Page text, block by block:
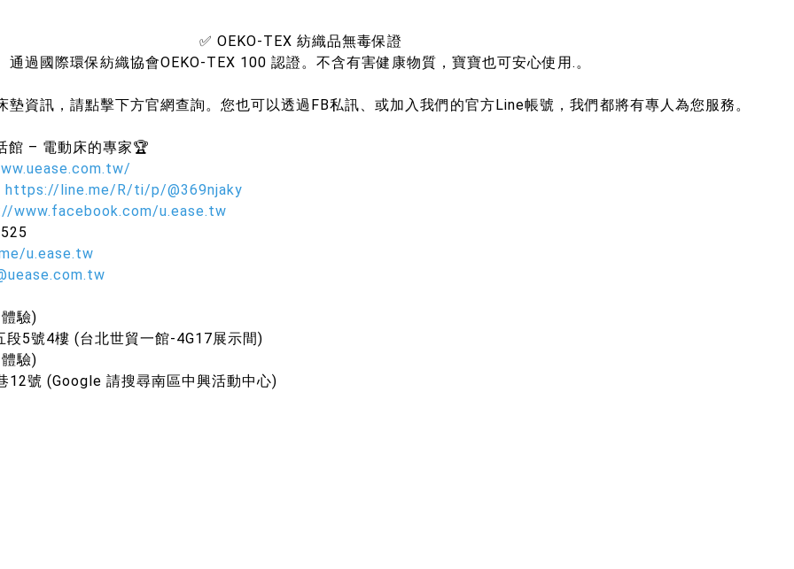
✅ OEKO-TEX 紡織品無毒保證
通過國際環保紡織協會OEKO-TEX 100 認證。不含有害健康物質，寶寶也可安心使用.。
墊資訊，請點擊下方官網查詢。您也可以透過FB私訊、或加入我們的官方Line帳號，我們都將有專人為您服務。
館 – 電動床的專家🏆
https://line.me/R/ti/p/@369njaky
www.facebook.com/u.ease.tw
u.ease.tw
驗)
5號4樓 (台北世貿一館-4G17展示間)
驗)
12號 (Google 請搜尋南區中興活動中心)